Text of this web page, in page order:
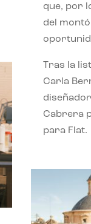
que, por
del
Tras la
Carla
Cabrera
para Flat.